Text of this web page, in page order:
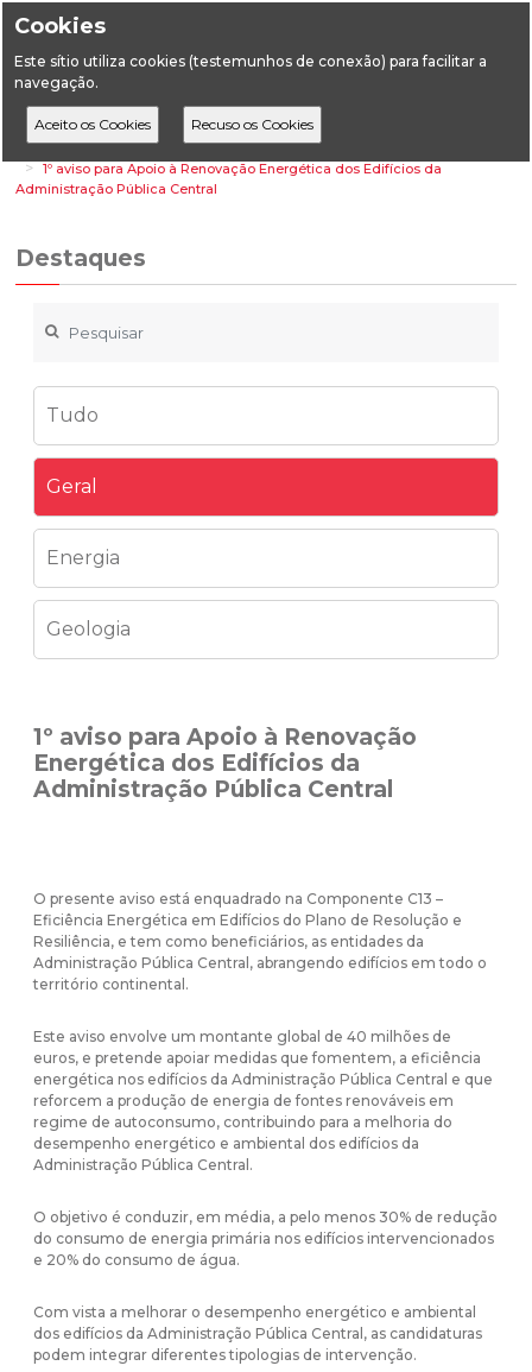
Cookies
Este sítio utiliza cookies (testemunhos de conexão) para facilitar a
navegação.
HomeDestaques
Geral
1º aviso para Apoio à Renovação Energética dos Edifícios da
Administração Pública Central
Destaques
Tudo
Geral
Energia
Geologia
1º aviso para Apoio à Renovação
Energética dos Edifícios da
Administração Pública Central
O presente aviso está enquadrado na Componente C13 –
Eficiência Energética em Edifícios do Plano de Resolução e
Resiliência, e tem como beneficiários, as entidades da
Administração Pública Central, abrangendo edifícios em todo o
território continental.
Este aviso envolve um montante global de 40 milhões de
euros, e pretende apoiar medidas que fomentem, a eficiência
energética nos edifícios da Administração Pública Central e que
reforcem a produção de energia de fontes renováveis em
regime de autoconsumo, contribuindo para a melhoria do
desempenho energético e ambiental dos edifícios da
Administração Pública Central.
O objetivo é conduzir, em média, a pelo menos 30% de redução
do consumo de energia primária nos edifícios intervencionados
e 20% do consumo de água.
Com vista a melhorar o desempenho energético e ambiental
dos edifícios da Administração Pública Central, as candidaturas
podem integrar diferentes tipologias de intervenção.